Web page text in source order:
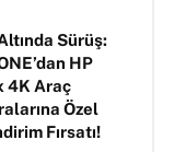
Sürüş:
HP
4K Araç
Özel
Fırsatı!